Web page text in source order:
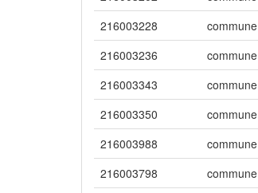
216003228
commune
216003236
commune
216003343
commune
216003350
commune
216003988
commune
216003798
commune